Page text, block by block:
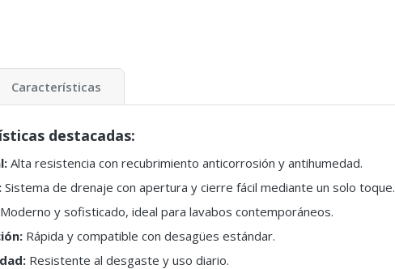
destacadas:
Alta resistencia con recubrimiento anticorrosión y antihumedad.
Sistema de drenaje con apertura y cierre fácil mediante un solo toque.
Moderno y sofisticado, ideal para lavabos contemporáneos.
Rápida y compatible con desagües estándar.
Resistente al desgaste y uso diario.
Características